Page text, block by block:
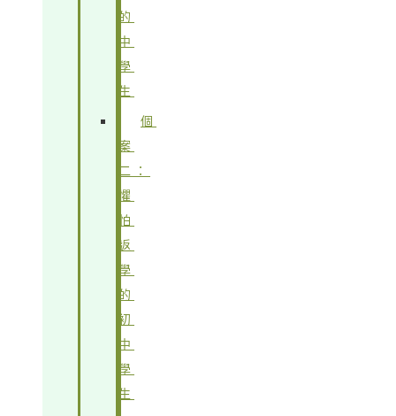
的
中
學
生
個
案
二：
懼
怕
返
學
的
初
中
學
生